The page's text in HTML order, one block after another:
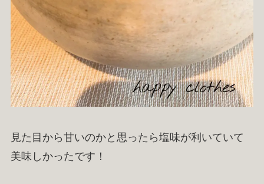
見た目から甘いのかと思ったら塩味が利いていて
美味しかったです！